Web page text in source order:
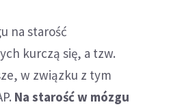
na starość
kurczą się, a tzw.
w związku z tym
Na starość w mózgu